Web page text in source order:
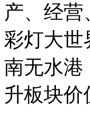
产、经
彩灯大世
南无水港
升板块价